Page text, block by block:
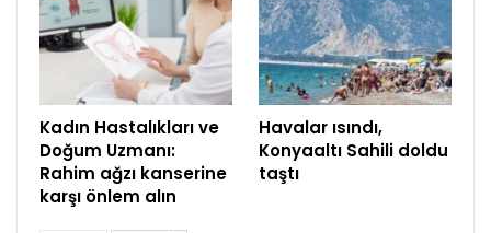
Kadın Hastalıkları ve
Doğum Uzmanı:
Rahim ağzı kanserine
karşı önlem alın
Havalar ısındı,
Konyaaltı Sahili doldu
taştı